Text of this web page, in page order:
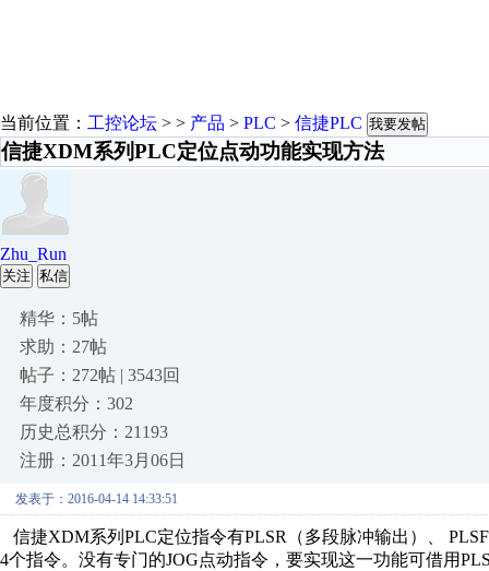
当前位置： 工控论坛 > > 产品 > PLC > 信捷PLC 我要发帖
信捷XDM系列PLC定位点动功能实现方法
Zhu_Run
关注 私信
精华：5帖
求助：27帖
帖子：272帖 | 3543回
年度积分：302
历史总积分：21193
注册：2011年3月06日
发表于：2016-04-14 14:33:51
信捷XDM系列PLC定位指令有PLSR（多段脉冲输出）、
4个指令。没有专门的JOG点动指令，要实现这一功能可借用